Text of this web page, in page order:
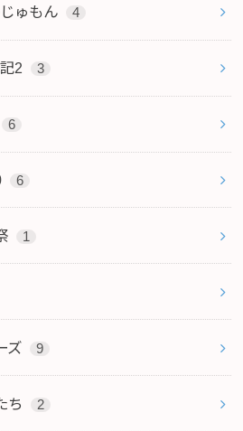
ゅもん 4
2 3
6
6
1
ズ 9
ち 2